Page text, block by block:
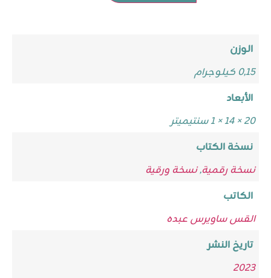
الوزن
0,15 كيلوجرام
الأبعاد
20 × 14 × 1 سنتيميتر
نسخة الكتاب
نسخة رقمية,نسخة ورقية
الكاتب
القس ساويرس عبده
تاريخ النشر
2023